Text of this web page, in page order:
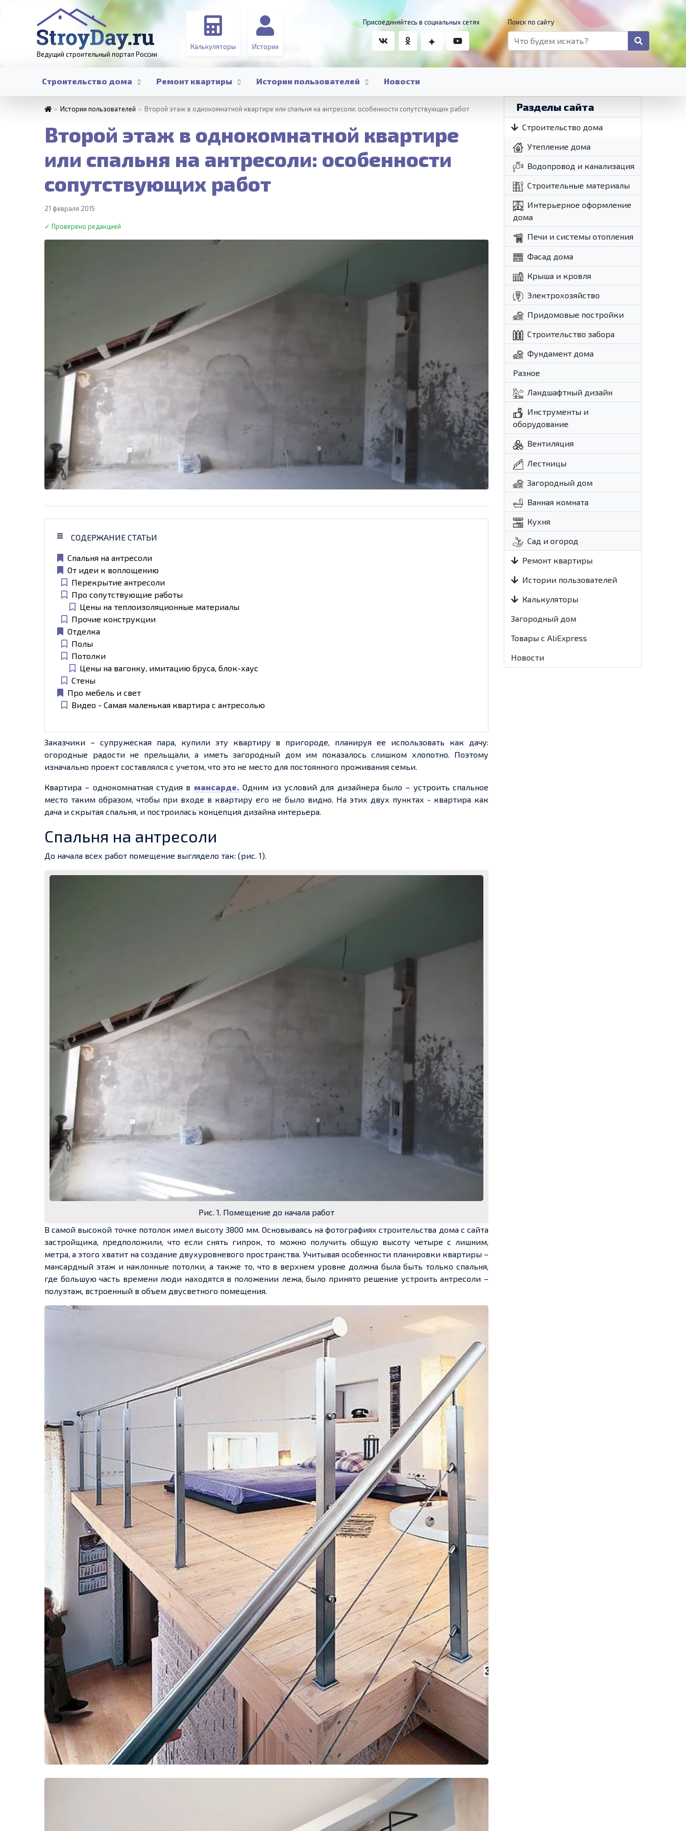
Ведущий строительный портал России
Калькуляторы Истории
Присоединяйтесь в социальных сетях Поиск по сайту
Строительство дома Ремонт квартиры Истории пользователей Новости
» Истории пользователей » Второй этаж в однокомнатной квартире или спальня на антресоли: особенности сопутствующих работ
Второй этаж в однокомнатной квартире
или спальня на антресоли: особенности
сопутствующих работ
21 февраля 2015
✓ Проверено редакцией
СОДЕРЖАНИЕ СТАТЬИ
Спальня на антресоли
От идеи к воплощению
Перекрытие антресоли
Про сопутствующие работы
Цены на теплоизоляционные материалы
Прочие конструкции
Отделка
Полы
Потолки
Цены на вагонку, имитацию бруса, блок-хаус
Стены
Про мебель и свет
Видео - Самая маленькая квартира с антресолью
Заказчики – супружеская пара, купили эту квартиру в пригороде, планируя ее использовать как дачу:
огородные радости не прельщали, а иметь загородный дом им показалось слишком хлопотно. Поэтому
изначально проект составлялся с учетом, что это не место для постоянного проживания семьи.
Квартира – однокомнатная студия в мансарде. Одним из условий для дизайнера было – устроить спальное
место таким образом, чтобы при входе в квартиру его не было видно. На этих двух пунктах - квартира как
дача и скрытая спальня, и построилась концепция дизайна интерьера.
Спальня на антресоли
До начала всех работ помещение выглядело так: (рис. 1).
Рис. 1. Помещение до начала работ
В самой высокой точке потолок имел высоту 3800 мм. Основываясь на фотографиях строительства дома с сайта
застройщика, предположили, что если снять гипрок, то можно получить общую высоту четыре с лишним,
метра, а этого хватит на создание двухуровневого пространства. Учитывая особенности планировки квартиры –
мансардный этаж и наклонные потолки, а также то, что в верхнем уровне должна была быть только спальня,
где большую часть времени люди находятся в положении лежа, было принято решение устроить антресоли –
полуэтаж, встроенный в объем двусветного помещения.
Разделы сайта
Строительство дома
Утепление дома
Водопровод и канализация
Строительные материалы
Интерьерное оформление
дома
Печи и системы отопления
Фасад дома
Крыша и кровля
Электрохозяйство
Придомовые постройки
Строительство забора
Фундамент дома
Разное
Ландшафтный дизайн
Инструменты и
оборудование
Вентиляция
Лестницы
Загородный дом
Ванная комната
Кухня
Сад и огород
Ремонт квартиры
Истории пользователей
Калькуляторы
Загородный дом
Товары с AliExpress
Новости